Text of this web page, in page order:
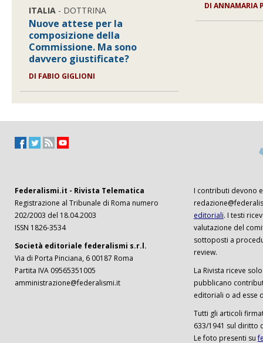
ITALIA - DOTTRINA
Nuove attese per la
composizione della
Commissione. Ma sono
davvero giustificate?
DI FABIO GIGLIONI
DI ANNAMARIA
Federalismi.it - Rivista Telematica
Registrazione al Tribunale di Roma numero
202/2003 del 18.04.2003
ISSN 1826-3534
Società editoriale federalismi s.r.l.
Via di Porta Pinciana, 6 00187 Roma
Partita IVA 09565351005
amministrazione@federalismi.it
I contributi devono
editoriali. I testi
valutazione del
sottoposti a
review.
La Rivista riceve
pubblicano
editoriali o ad esse
Tutti gli articoli
633/1941 sul diritto
Le foto presenti su